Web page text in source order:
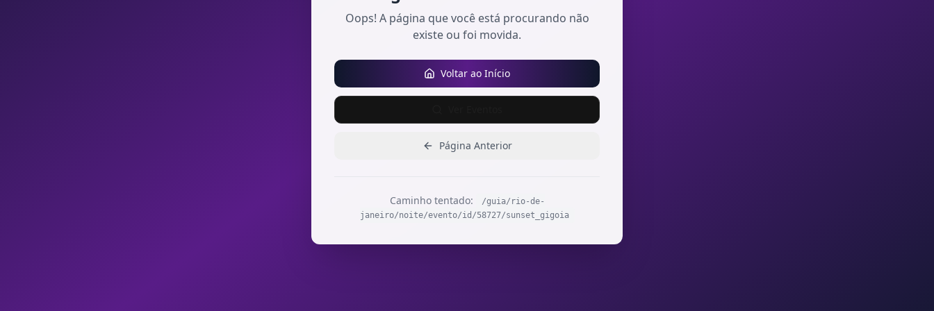
Oops! A página que você está procurando não
existe ou foi movida.
Voltar ao Início
Página Anterior
Caminho tentado:
/guia/rio-de-
janeiro/noite/evento/id/58727/sunset_gigoia